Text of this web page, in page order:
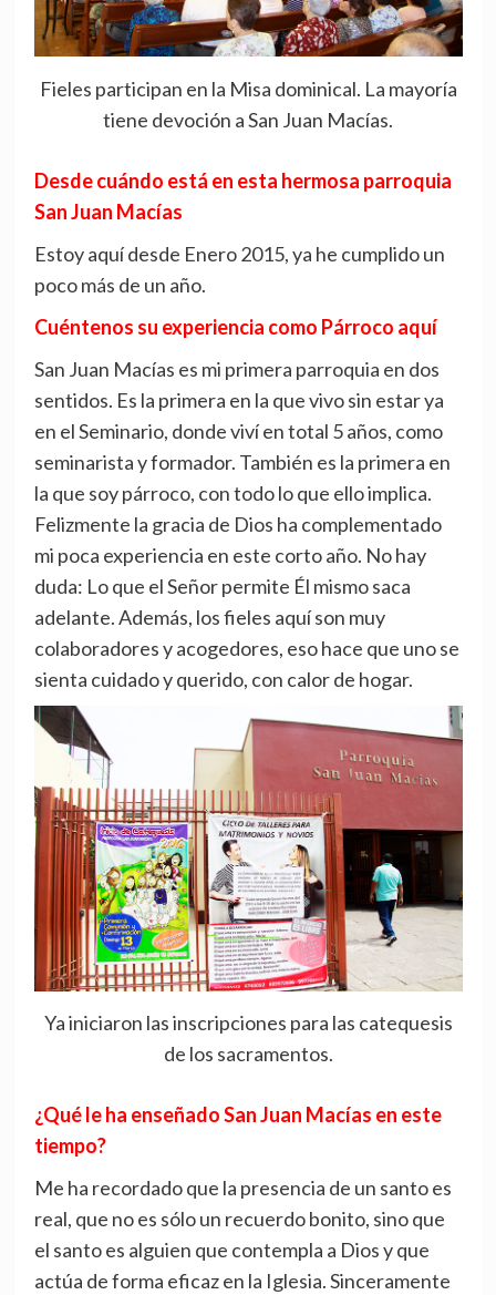
Fieles participan en la Misa dominical. La mayoría
tiene devoción a San Juan Macías.
Desde cuándo está en esta hermosa parroquia
San Juan Macías
Estoy aquí desde Enero 2015, ya he cumplido un
poco más de un año.
Cuéntenos su experiencia como Párroco aquí
San Juan Macías es mi primera parroquia en dos
sentidos. Es la primera en la que vivo sin estar ya
en el Seminario, donde viví en total 5 años, como
seminarista y formador. También es la primera en
la que soy párroco, con todo lo que ello implica.
Felizmente la gracia de Dios ha complementado
mi poca experiencia en este corto año. No hay
duda: Lo que el Señor permite Él mismo saca
adelante. Además, los fieles aquí son muy
colaboradores y acogedores, eso hace que uno se
sienta cuidado y querido, con calor de hogar.
Ya iniciaron las inscripciones para las catequesis
de los sacramentos.
¿Qué le ha enseñado San Juan Macías en este
tiempo?
Me ha recordado que la presencia de un santo es
real, que no es sólo un recuerdo bonito, sino que
el santo es alguien que contempla a Dios y que
actúa de forma eficaz en la Iglesia. Sinceramente